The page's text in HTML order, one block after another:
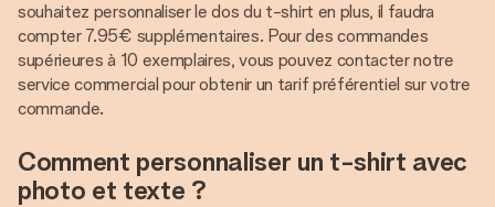
souhaitez personnaliser le dos du t-shirt en plus, il faudra
compter 7.95€ supplémentaires. Pour des commandes
supérieures à 10 exemplaires, vous pouvez contacter notre
service commercial pour obtenir un tarif préférentiel sur votre
commande.
Comment personnaliser un t-shirt avec
photo et texte ?